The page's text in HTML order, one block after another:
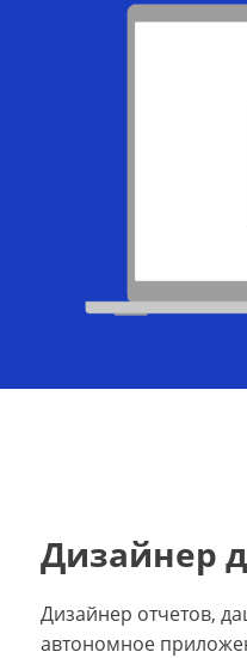
Дизайнер
Дизайнер отчетов,
автономное